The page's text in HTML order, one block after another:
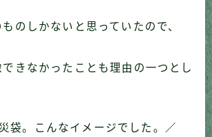
のしかないと思っていたので、
きなかったことも理由の一つとし
袋。こんなイメージでした。／